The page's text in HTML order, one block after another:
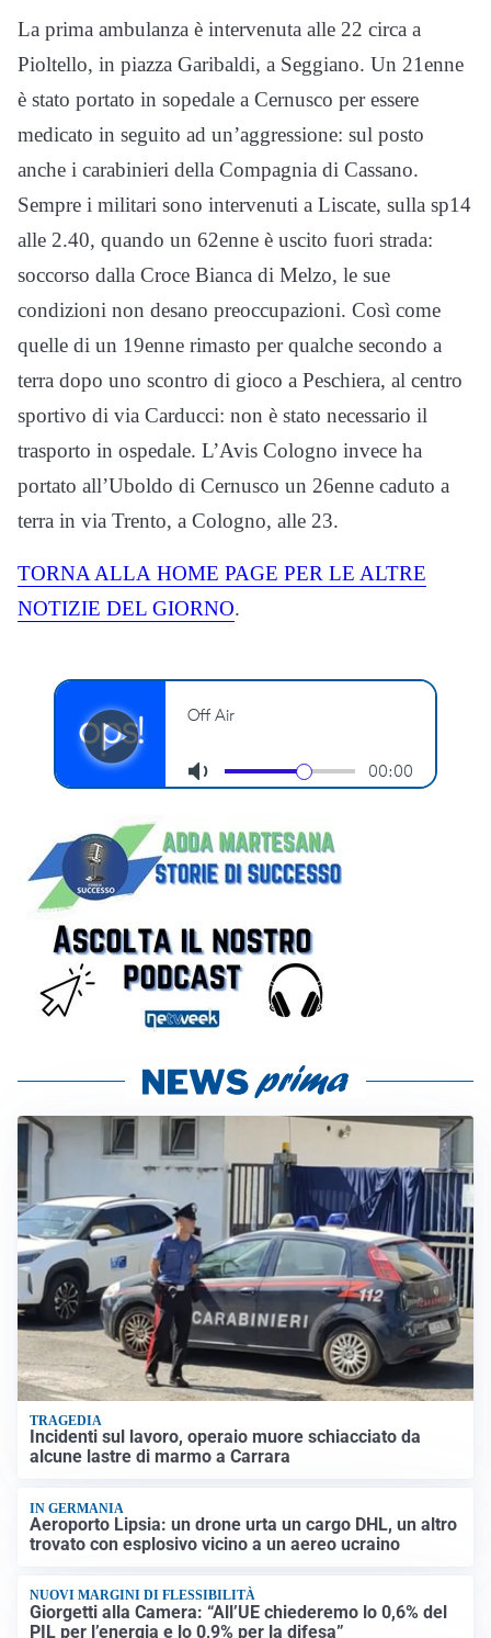
La prima ambulanza è intervenuta alle 22 circa a
Pioltello, in piazza Garibaldi, a Seggiano. Un 21enne
è stato portato in sopedale a Cernusco per essere
medicato in seguito ad un’aggressione: sul posto
anche i carabinieri della Compagnia di Cassano.
Sempre i militari sono intervenuti a Liscate, sulla sp14
alle 2.40, quando un 62enne è uscito fuori strada:
soccorso dalla Croce Bianca di Melzo, le sue
condizioni non desano preoccupazioni. Così come
quelle di un 19enne rimasto per qualche secondo a
terra dopo uno scontro di gioco a Peschiera, al centro
sportivo di via Carducci: non è stato necessario il
trasporto in ospedale. L’Avis Cologno invece ha
portato all’Uboldo di Cernusco un 26enne caduto a
terra in via Trento, a Cologno, alle 23.
TORNA ALLA HOME PAGE PER LE ALTRE
NOTIZIE DEL GIORNO.
TRAGEDIA
Incidenti sul lavoro, operaio muore schiacciato da
alcune lastre di marmo a Carrara
IN GERMANIA
Aeroporto Lipsia: un drone urta un cargo DHL, un altro
trovato con esplosivo vicino a un aereo ucraino
NUOVI MARGINI DI FLESSIBILITÀ
Giorgetti alla Camera: “All’UE chiederemo lo 0,6% del
PIL per l’energia e lo 0,9% per la difesa”